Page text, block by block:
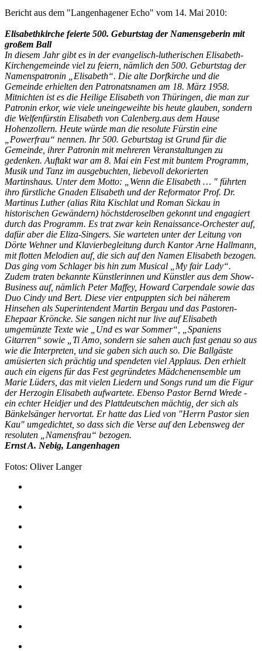
Bericht aus dem "Langenhagener Echo" vom 14. Mai 2010:
Elisabethkirche feierte 500. Geburtstag der Namensgeberin mit
großem Ball
In diesem Jahr gibt es in der evangelisch-lutherischen Elisabeth-
Kirchengemeinde viel zu feiern, nämlich den 500. Geburtstag der
Namenspatronin „Elisabeth“. Die alte Dorfkirche und die
Gemeinde erhielten den Patronatsnamen am 18. März 1958.
Mitnichten ist es die Heilige Elisabeth von Thüringen, die man zur
Patronin erkor, wie viele uneingeweihte bis heute glauben, sondern
die Welfenfürstin Elisabeth von Calenberg.aus dem Hause
Hohenzollern. Heute würde man die resolute Fürstin eine
„Powerfrau“ nennen. Ihr 500. Geburtstag ist Grund für die
Gemeinde, ihrer Patronin mit mehreren Veranstaltungen zu
gedenken. Auftakt war am 8. Mai ein Fest mit buntem Programm,
Musik und Tanz im ausgebuchten, liebevoll dekorierten
Martinshaus. Unter dem Motto: „Wenn die Elisabeth … " führten
ihro fürstliche Gnaden Elisabeth und der Reformator Prof. Dr.
Martinus Luther (alias Rita Kischlat und Roman Sickau in
historischen Gewändern) höchstderoselben gekonnt und engagiert
durch das Programm. Es trat zwar kein Renaissance-Orchester auf,
dafür aber die Eliza-Singers. Sie warteten unter der Leitung von
Dörte Wehner und Klavierbegleitung durch Kantor Arne Hallmann,
mit flotten Melodien auf, die sich auf den Namen Elisabeth bezogen.
Das ging vom Schlager bis hin zum Musical „My fair Lady“.
Zudem traten bekannte Künstlerinnen und Künstler aus dem Show-
Business auf, nämlich Peter Maffey, Howard Carpendale sowie das
Duo Cindy und Bert. Diese vier entpuppten sich bei näherem
Hinsehen als Superintendent Martin Bergau und das Pastoren-
Ehepaar Kröncke. Sie sangen nicht nur live auf Elisabeth
umgemünzte Texte wie „Und es war Sommer“, „Spaniens
Gitarren“ sowie „Ti Amo, sondern sie sahen auch fast genau so aus
wie die Interpreten, und sie gaben sich auch so. Die Ballgäste
amüsierten sich prächtig und spendeten viel Applaus. Den erhielt
auch ein eigens für das Fest gegründetes Mädchenensemble um
Marie Lüders, das mit vielen Liedern und Songs rund um die Figur
der Herzogin Elisabeth aufwartete. Ebenso Pastor Bernd Wrede -
ein echter Heidjer und des Plattdeutschen mächtig, der sich als
Bänkelsänger hervortat. Er hatte das Lied von "Herrn Pastor sien
Kau" umgedichtet, so dass sich die Verse auf den Lebensweg der
resoluten „Namensfrau“ bezogen.
Ernst A. Nebig, Langenhagen
Fotos: Oliver Langer